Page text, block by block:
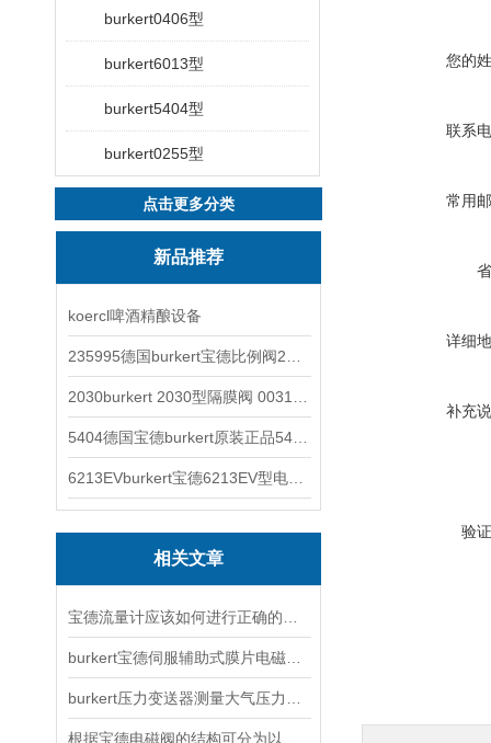
burkert0406型
burkert6013型
burkert5404型
burkert0255型
点击更多分类
新品推荐
koercl啤酒精酿设备
相关文章
您的
联系
常用
详细
补充
验